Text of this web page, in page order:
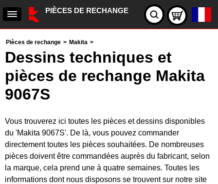
PIÈCES DE RECHANGE
Pièces de rechange > Makita >
Dessins techniques et
pièces de rechange Makita
9067S
Vous trouverez ici toutes les pièces et dessins disponibles
du 'Makita 9067S'. De là, vous pouvez commander
directement toutes les pièces souhaitées. De nombreuses
pièces doivent être commandées auprès du fabricant, selon
la marque, cela prend une à quatre semaines. Toutes les
informations dont nous disposons se trouvent sur notre site